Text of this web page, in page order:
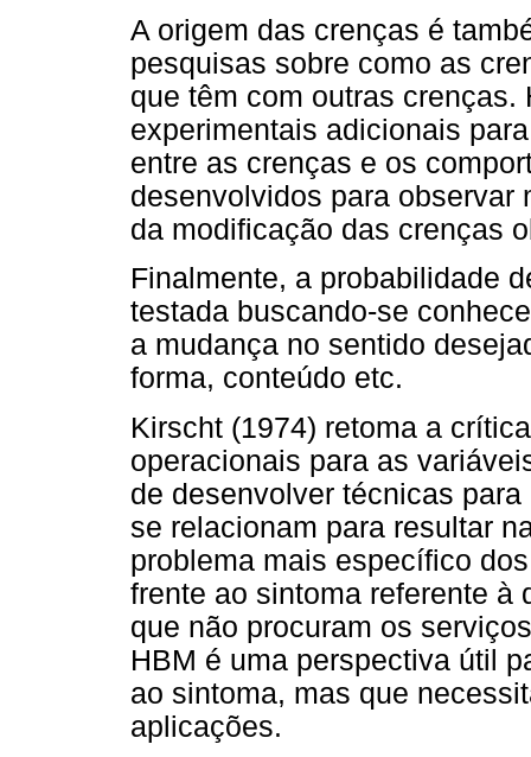
A origem das crenças é
pesquisas sobre como as
que têm com outras
experimentais adicionais
entre as crenças e os
desenvolvidos para observar
da modificação das crenças
Finalmente, a probabilidade
testada buscando-se
a mudança no sentido
forma, conteúdo etc.
Kirscht (1974) retoma a
operacionais para as
de desenvolver técnicas
se relacionam para resultar
problema mais específico
frente ao sintoma referente à
que não procuram os
HBM é uma perspectiva útil
ao sintoma, mas que
aplicações.